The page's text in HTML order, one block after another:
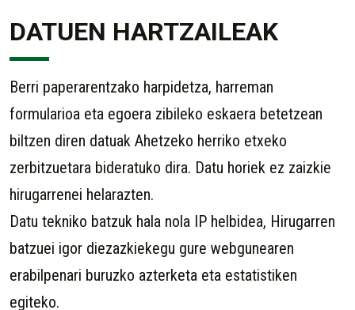
DATUEN HARTZAILEAK
Berri paperarentzako harpidetza, harreman
formularioa eta egoera zibileko eskaera betetzean
biltzen diren datuak Ahetzeko herriko etxeko
zerbitzuetara bideratuko dira. Datu horiek ez zaizkie
hirugarrenei helarazten.
Datu tekniko batzuk hala nola IP helbidea, Hirugarren
batzuei igor diezazkiekegu gure webgunearen
erabilpenari buruzko azterketa eta estatistiken
egiteko.